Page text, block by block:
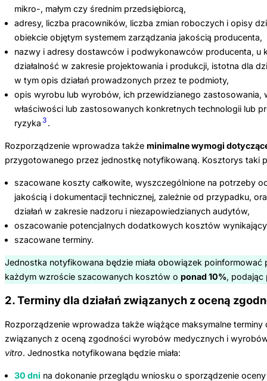
mikro-, małym czy średnim przedsiębiorcą,
adresy, liczba pracowników, liczba zmian roboczych i opisy
obiekcie objętym systemem zarządzania jakością producenta,
nazwy i adresy dostawców i podwykonawców producenta, u
działalność w zakresie projektowania i produkcji, istotna dla
w tym opis działań prowadzonych przez te podmioty,
opis wyrobu lub wyrobów, ich przewidzianego zastosowania,
właściwości lub zastosowanych konkretnych technologii lub
ryzyka 3 .
Rozporządzenie wprowadza także minimalne wymogi
przygotowanego przez jednostkę notyfikowaną. Kosztorys taki
szacowane koszty całkowite, wyszczególnione na potrzeby
jakością i dokumentacji technicznej, zależnie od przypadku,
działań w zakresie nadzoru i niezapowiedzianych audytów,
oszacowanie potencjalnych dodatkowych kosztów
szacowane terminy.
Jednostka notyfikowana będzie miała obowiązek
każdym wzroście szacowanych kosztów o ponad 10%, podając
2. Terminy dla działań związanych z oceną
Rozporządzenie wprowadza także wiążące maksymalne terminy
związanych z oceną zgodności wyrobów medycznych i
vitro. Jednostka notyfikowana będzie miała:
30 dni na dokonanie przeglądu wniosku o sporządzenie